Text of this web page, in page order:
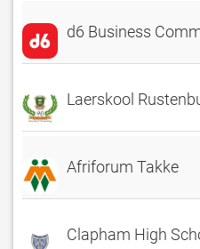
d6 Business
Laerskool
Afriforum Takke
Clapham High